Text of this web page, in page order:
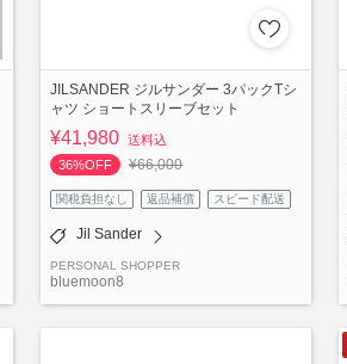
JILSANDER ジルサンダー 3パックTシ
ャツ ショートスリーブセット
¥41,980 送料込
36%OFF
¥66,000
関税負担なし 返品補償 スピード配送
Jil Sander
PERSONAL SHOPPER
bluemoon8